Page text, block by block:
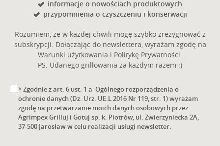
informacje o nowościach produktowych
przypomnienia o czyszczeniu i konserwacji
Rozumiem, że w każdej chwili mogę szybko zrezygnować z
subskrypcji. Dołączając do newslettera, wyrażam zgodę na
Warunki użytkowania i Politykę Prywatności.
PS. Udanego grillowania za każdym razem :)
* Zgodnie z art. 6 ust. 1 a Ogólnego rozporządzenia o
ochronie danych (Dz. Urz. UE.L 2016 Nr 119, str. 1) wyrażam
zgodę na przetwarzanie moich danych osobowych przez
Agrimpex Grilluj i Gotuj sp. k. Piotrów, ul. Zwierzyniecka 2A,
37-500 Jarosław w celu realizacji usługi newsletter.